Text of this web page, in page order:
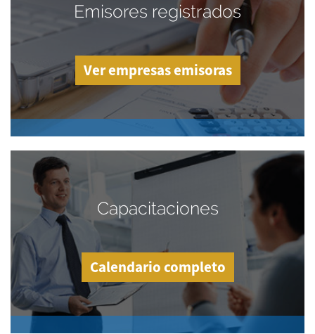
Emisores registrados
Ver empresas emisoras
Capacitaciones
Calendario completo